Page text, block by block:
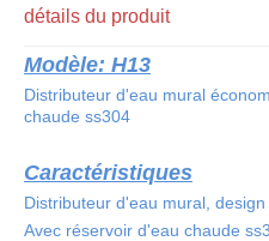
détails du produit
Modèle: H13
Distributeur d'eau mural
chaude ss304
Caractéristiques
Distributeur d'eau mural,
Avec réservoir d'eau chaude